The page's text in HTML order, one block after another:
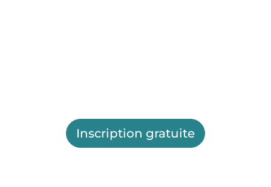
Inscription gratuite